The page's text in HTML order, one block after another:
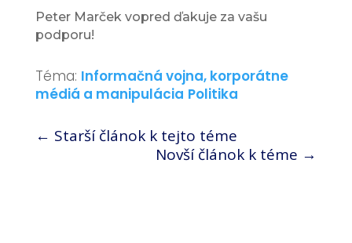
Peter Marček vopred ďakuje za vašu
podporu!
Téma: Informačná vojna, korporátne
médiá a manipulácia Politika
← Starší článok k tejto téme
Novší článok k téme →